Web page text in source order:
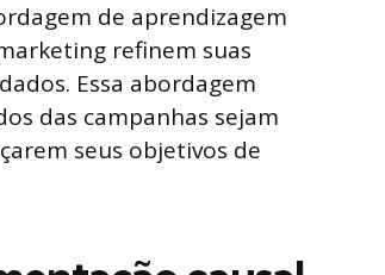
de aprendizagem
refinem suas
Essa abordagem
das campanhas sejam
seus objetivos de